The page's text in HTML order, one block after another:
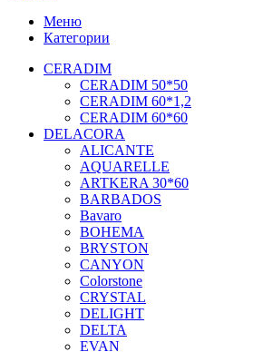
Меню
Категории
CERADIM
CERADIM 50*50
CERADIM 60*1,2
CERADIM 60*60
DELACORA
ALICANTE
AQUARELLE
ARTKERA 30*60
BARBADOS
Bavaro
BOHEMA
BRYSTON
CANYON
Colorstone
CRYSTAL
DELIGHT
DELTA
EVAN